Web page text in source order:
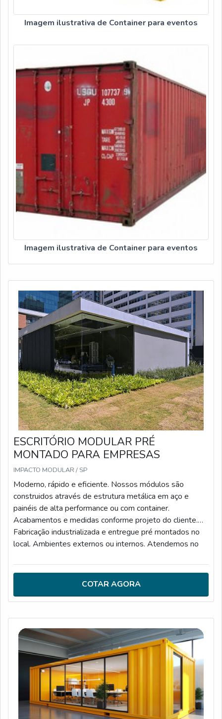
Imagem ilustrativa de Container para eventos
Imagem ilustrativa de Container para eventos
ESCRITÓRIO MODULAR PRÉ
MONTADO PARA EMPRESAS
IMPACTO MODULAR / SP
Moderno, rápido e eficiente. Nossos módulos são
construidos através de estrutura metálica em aço e
painéis de alta performance ou com container.
Acabamentos e medidas conforme projeto do cliente.
Fabricação industrializada e entregue pré montados no
local. Ambientes externos ou internos. Atendemos no
Atendemos todas as normas da construção civil e você
pode utilizar os módulos para um ambiente provisório ou
COTAR AGORA